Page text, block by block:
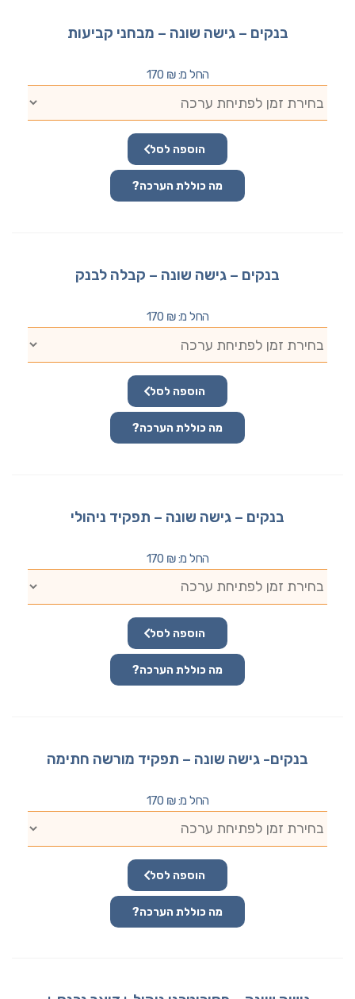
בנקים – גישה שונה – מבחני קביעות
החל מ: 170 ₪
הוספה לסל
מה כוללת הערכה?
בנקים – גישה שונה – קבלה לבנק
החל מ: 170 ₪
הוספה לסל
מה כוללת הערכה?
בנקים – גישה שונה – תפקיד ניהולי
החל מ: 170 ₪
הוספה לסל
מה כוללת הערכה?
בנקים- גישה שונה – תפקיד מורשה חתימה
החל מ: 170 ₪
הוספה לסל
מה כוללת הערכה?